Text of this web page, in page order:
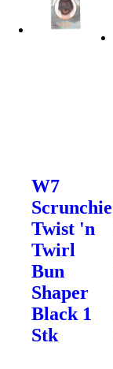
W7
Scrunchie
Twist 'n
Twirl
Bun
Shaper
Black 1
Stk